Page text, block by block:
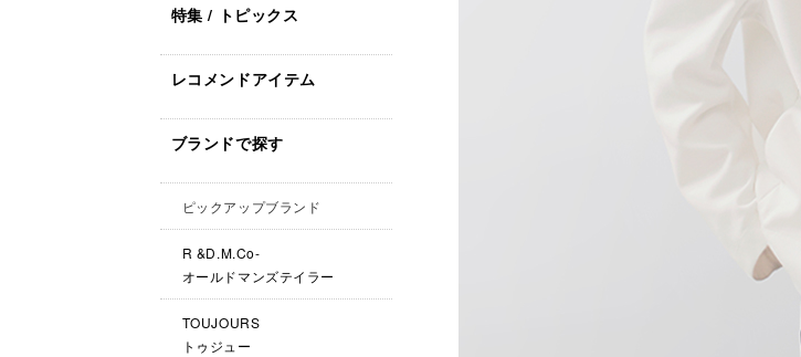
特集 / トピックス
レコメンドアイテム
ブランドで探す
ピックアップブランド
R &D.M.Co-
オールドマンズテイラー
TOUJOURS
トゥジュー